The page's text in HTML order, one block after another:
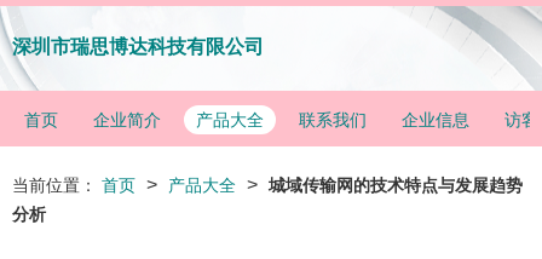
深圳市瑞思博达科技有限公司
首页 企业简介 产品大全 联系我们 企业信息 访客
当前位置： 首页 > 产品大全 > 城域传输网的技术特点与发展趋势
分析